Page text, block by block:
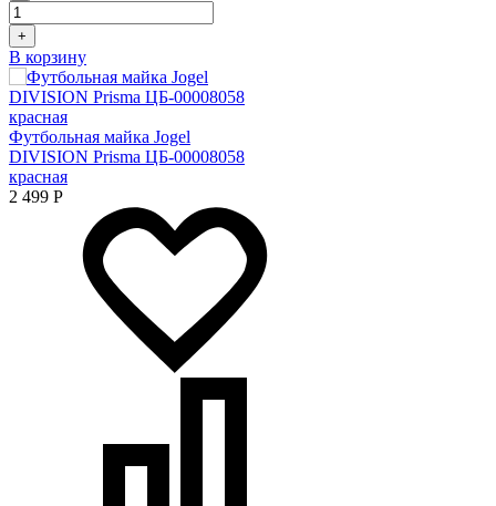
+
В корзину
Футбольная майка Jogel
DIVISION Prisma ЦБ-00008058
красная
2 499 Р